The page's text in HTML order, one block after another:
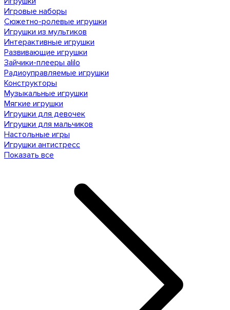
Игровые наборы
Сюжетно-ролевые игрушки
Игрушки из мультиков
Интерактивные игрушки
Развивающие игрушки
Зайчики-плееры alilo
Радиоуправляемые игрушки
Конструкторы
Музыкальные игрушки
Мягкие игрушки
Игрушки для девочек
Игрушки для мальчиков
Настольные игры
Игрушки антистресс
Показать все